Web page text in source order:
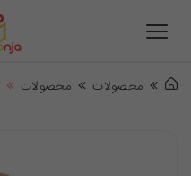
محصولات محصولات